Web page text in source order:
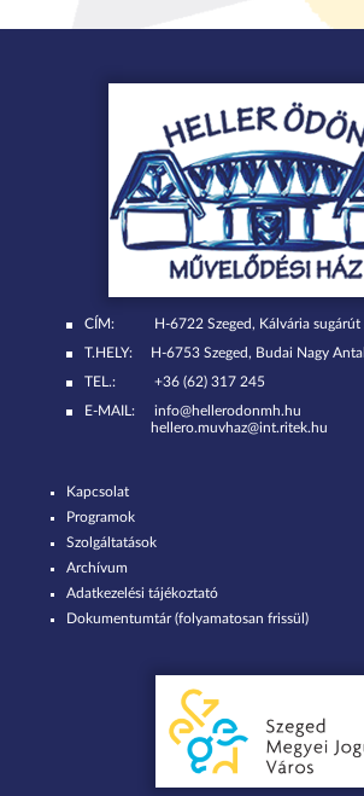
CÍM:
H-6722 Szeged, Kálvária sugárút
T.HELY:
H-6753 Szeged, Budai Nagy
TEL.:
+36 (62) 317 245
E-MAIL:
info@hellerodonmh.hu
hellero.muvhaz@int.ritek.hu
Kapcsolat
Programok
Szolgáltatások
Archívum
Adatkezelési tájékoztató
Dokumentumtár (folyamatosan frissül)